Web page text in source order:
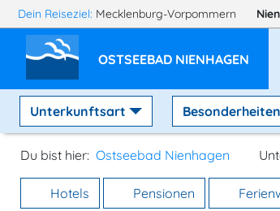
Dein Reiseziel: Mecklenburg-Vorpommern
OSTSEEBAD NIENHAGEN
Unterkunftsart Besonderheiten
Du bist hier: Ostseebad Nienhagen
Hotels Pensionen